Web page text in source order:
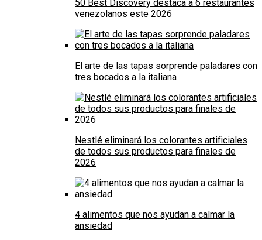
50 Best Discovery destaca a 6 restaurantes
venezolanos este 2026
El arte de las tapas sorprende paladares con
tres bocados a la italiana
Nestlé eliminará los colorantes artificiales
de todos sus productos para finales de
2026
4 alimentos que nos ayudan a calmar la
ansiedad